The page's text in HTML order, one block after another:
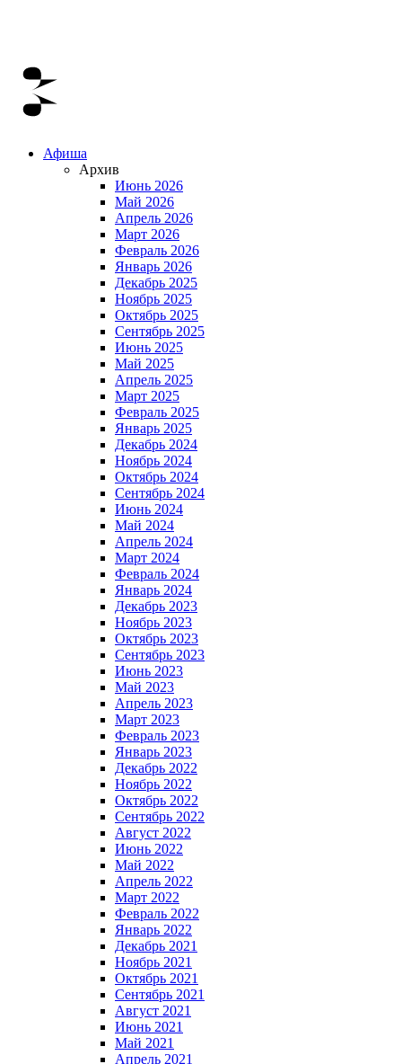
Афиша
Архив
Июнь 2026
Май 2026
Апрель 2026
Март 2026
Февраль 2026
Январь 2026
Декабрь 2025
Ноябрь 2025
Октябрь 2025
Сентябрь 2025
Июнь 2025
Май 2025
Апрель 2025
Март 2025
Февраль 2025
Январь 2025
Декабрь 2024
Ноябрь 2024
Октябрь 2024
Сентябрь 2024
Июнь 2024
Май 2024
Апрель 2024
Март 2024
Февраль 2024
Январь 2024
Декабрь 2023
Ноябрь 2023
Октябрь 2023
Сентябрь 2023
Июнь 2023
Май 2023
Апрель 2023
Март 2023
Февраль 2023
Январь 2023
Декабрь 2022
Ноябрь 2022
Октябрь 2022
Сентябрь 2022
Август 2022
Июнь 2022
Май 2022
Апрель 2022
Март 2022
Февраль 2022
Январь 2022
Декабрь 2021
Ноябрь 2021
Октябрь 2021
Сентябрь 2021
Август 2021
Июнь 2021
Май 2021
Апрель 2021